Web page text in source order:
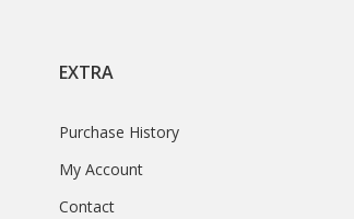
EXTRA
Purchase History
My Account
Contact